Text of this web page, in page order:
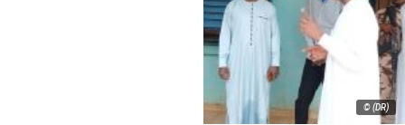
© (DR)